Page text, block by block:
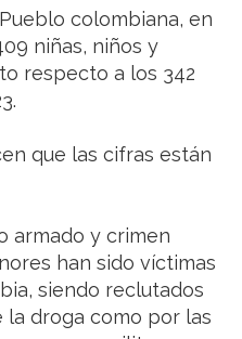
colombiana, en
niñas, niños y
respecto a los 342
que las cifras están
armado y crimen
han sido víctimas
siendo reclutados
droga como por las